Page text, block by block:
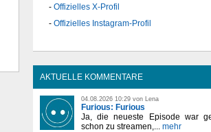
Offizielles X-Profil
Offizielles Instagram-Profil
AKTUELLE KOMMENTARE
04.08.2026 10:29 von Lena
Furious: Furious
Ja, die neueste Episode war
schon zu streamen,... mehr